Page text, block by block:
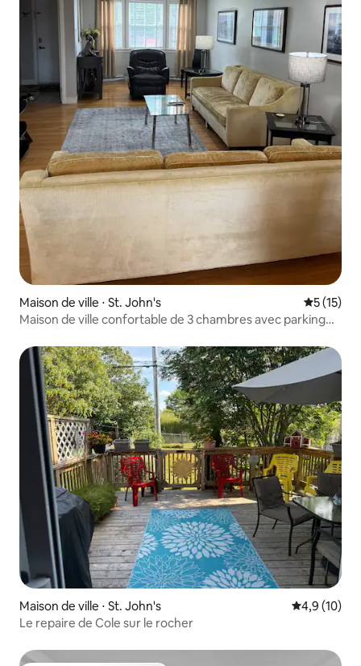
Maison de ville ⋅ St. John's
5 (15)
Maison de ville confortable de 3 chambres avec parking
Maison de ville ⋅ St. John's Évaluation
4,9 (10)
Le repaire de Cole sur le rocher